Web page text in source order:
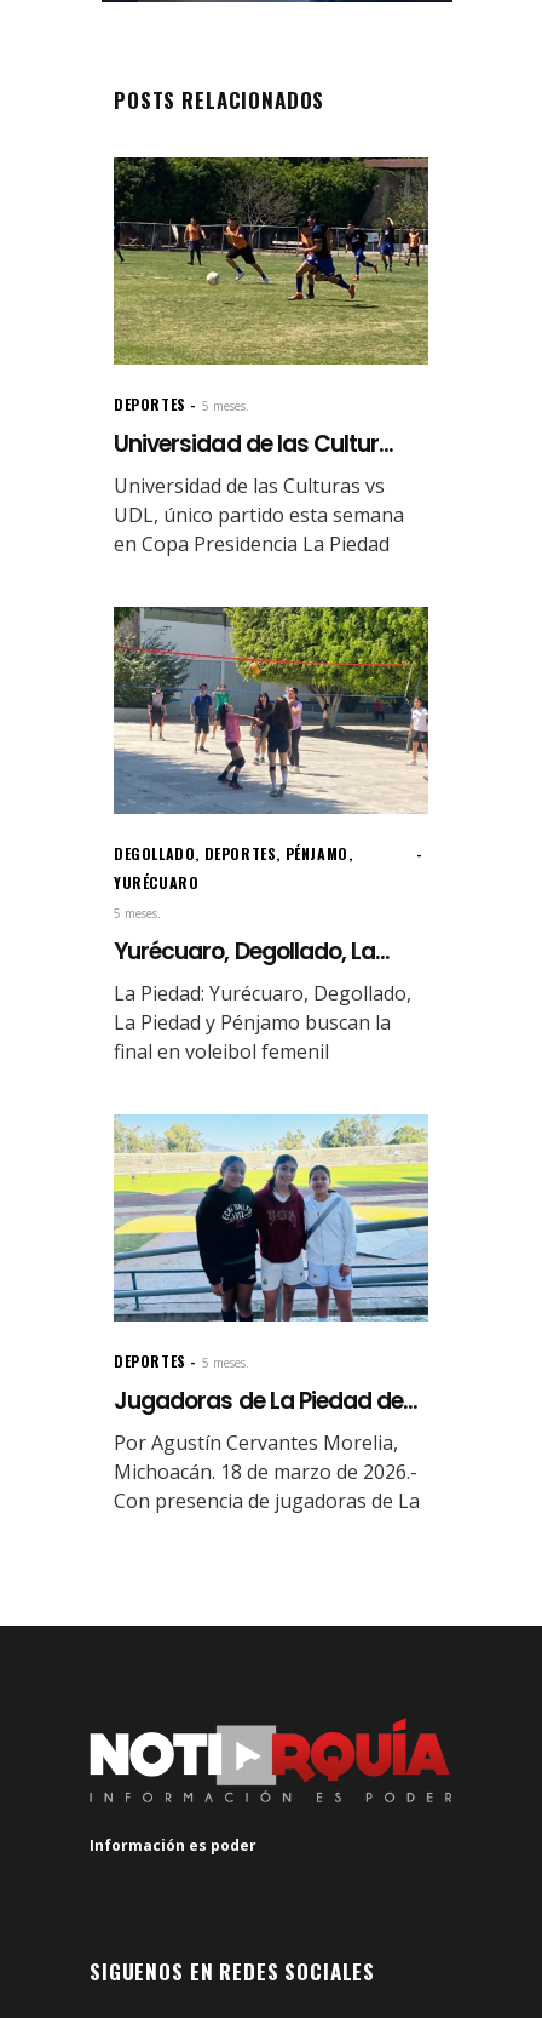
POSTS RELACIONADOS
DEPORTES 5 meses.
Universidad de las Cultur...
Universidad de las Culturas vs
UDL, único partido esta semana
en Copa Presidencia La Piedad
DEGOLLADO, DEPORTES, PÉNJAMO,
YURÉCUARO
5 meses.
Yurécuaro, Degollado, La...
La Piedad: Yurécuaro, Degollado,
La Piedad y Pénjamo buscan la
final en voleibol femenil
DEPORTES 5 meses.
Jugadoras de La Piedad de...
Por Agustín Cervantes Morelia,
Michoacán. 18 de marzo de 2026.-
Con presencia de jugadoras de La
Información es poder
SIGUENOS EN REDES SOCIALES